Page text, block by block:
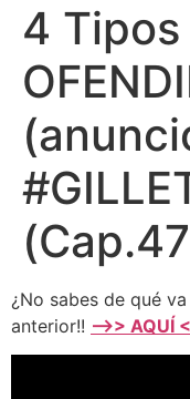
4
¿No sabes de qué
anterior!! —>> AQUÍ